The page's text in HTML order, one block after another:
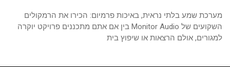
מערכת שמע בלתי נראית, באיכות פרמיום: הכירו את הרמקולים
השקועים של Monitor Audio בין אם אתם מתכננים פרויקט יוקרה
למגורים, אולם הרצאות או שיפוץ בית